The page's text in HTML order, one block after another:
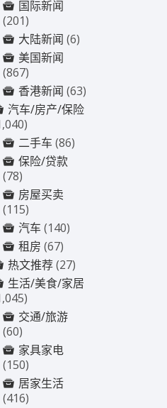
国际新闻
(201)
大陆新闻 (6)
美国新闻
(867)
香港新闻 (63)
汽车/房产/保险
二手车 (86)
保险/贷款
(78)
房屋买卖
(115)
汽车 (140)
租房 (67)
热文推荐(27)
生活/美食/家居
交通/旅游
(60)
家具家电
(150)
居家生活
(416)